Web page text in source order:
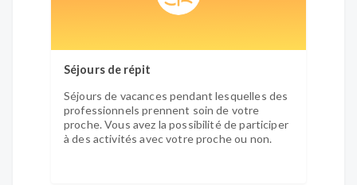
Séjours de répit
Séjours de vacances pendant lesquelles des
professionnels prennent soin de votre
proche. Vous avez la possibilité de participer
à des activités avec votre proche ou non.